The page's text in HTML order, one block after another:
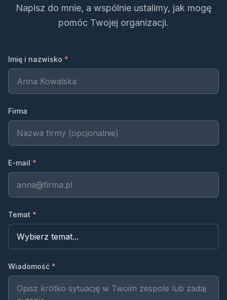
Napisz do mnie, a wspólnie ustalimy, jak mogę
pomóc Twojej organizacji.
Imię i nazwisko *
Firma
E-mail *
Temat *
Wiadomość *